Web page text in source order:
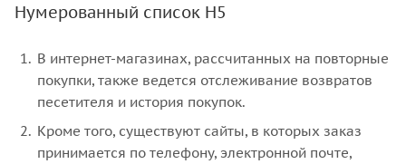
Нумерованный список H5
В интернет-магазинах, рассчитанных на повторные
покупки, также ведется отслеживание возвратов
песетителя и история покупок.
Кроме того, существуют сайты, в которых заказ
принимается по телефону, электронной почте,